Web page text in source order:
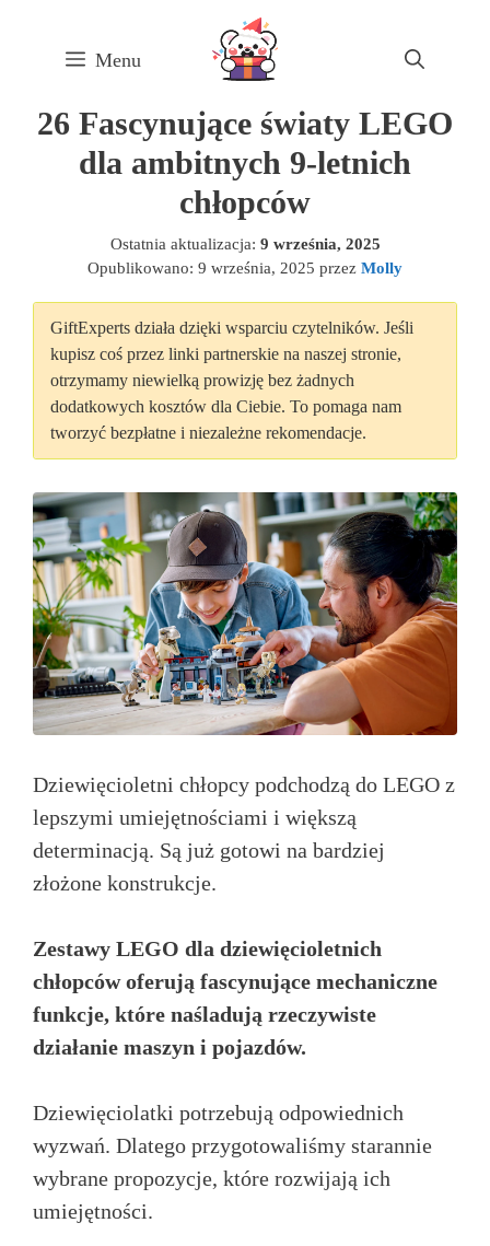
Menu
26 Fascynujące światy LEGO
dla ambitnych 9-letnich
chłopców
Ostatnia aktualizacja: 9 września, 2025
Opublikowano: 9 września, 2025 przez Molly
GiftExperts działa dzięki wsparciu czytelników. Jeśli
kupisz coś przez linki partnerskie na naszej stronie,
otrzymamy niewielką prowizję bez żadnych
dodatkowych kosztów dla Ciebie. To pomaga nam
tworzyć bezpłatne i niezależne rekomendacje.
Dziewięcioletni chłopcy podchodzą do LEGO z
lepszymi umiejętnościami i większą
determinacją. Są już gotowi na bardziej
złożone konstrukcje.
Zestawy LEGO dla dziewięcioletnich
chłopców oferują fascynujące mechaniczne
funkcje, które naśladują rzeczywiste
działanie maszyn i pojazdów.
Dziewięciolatki potrzebują odpowiednich
wyzwań. Dlatego przygotowaliśmy starannie
wybrane propozycje, które rozwijają ich
umiejętności.